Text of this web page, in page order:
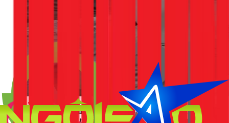
Sử dụng bình tích áp:
Thiết bị này hoạt động như một
bình chứa dự trữ áp suất. Nó giúp máy bơm hoạt động